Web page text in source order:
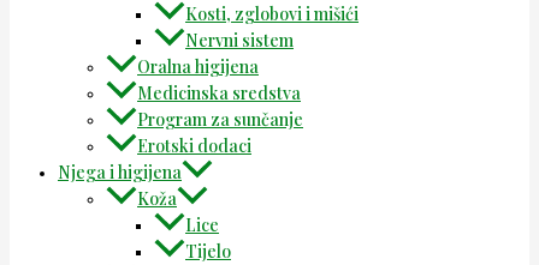
Kosti, zglobovi i mišići
Nervni sistem
Oralna higijena
Medicinska sredstva
Program za sunčanje
Erotski dodaci
Njega i higijena
Koža
Lice
Tijelo